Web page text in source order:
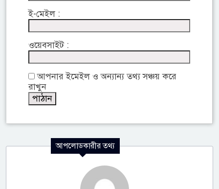
ই-মেইল :
ওয়েবসাইট :
আপনার ইমেইল ও অন্যান্য তথ্য সঞ্চয় করে
রাখুন
আপলোডকারীর তথ্য